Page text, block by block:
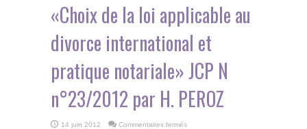
«Choix de la loi applicable au
divorce international et
pratique notariale» JCP N
n°23/2012 par H. PEROZ
14 juin 2012 Commentaires fermés